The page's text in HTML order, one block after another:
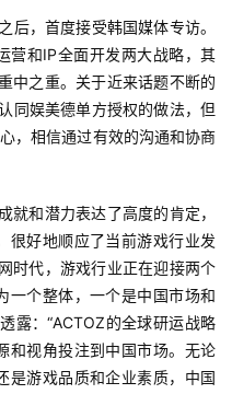
后，首度接受韩国媒体专访。
营和IP全面开发两大战略，其
中之重。关于近来话题不断的
同娱美德单方授权的做法，但
，相信通过有效的沟通和协商
就和潜力表达了高度的肯定，
很好地顺应了当前游戏行业发
时代，游戏行业正在迎接两个
一个整体，一个是中国市场和
露：“ACTOZ的全球研运战略
和视角投注到中国市场。无论
是游戏品质和企业素质，中国